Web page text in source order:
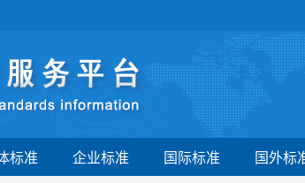
标准 企业标准 国际标准 国外标